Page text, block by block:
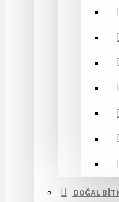
DOĞAL